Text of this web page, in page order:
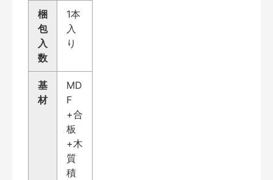
梱
包
入
数
1本
入
り
基
材
MD
F
+合
板
+木
質
積